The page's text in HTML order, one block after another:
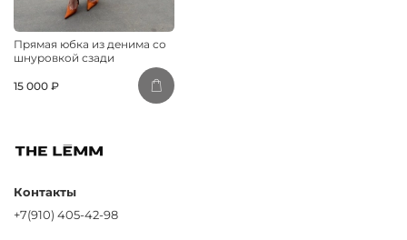
Прямая юбка из денима со
шнуровкой сзади
15 000 ₽
Контакты
+7(910) 405-42-98